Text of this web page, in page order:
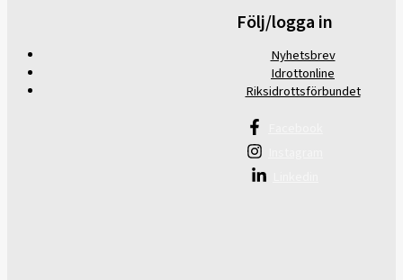
Följ/logga in
Nyhetsbrev
Idrottonline
Riksidrottsförbundet